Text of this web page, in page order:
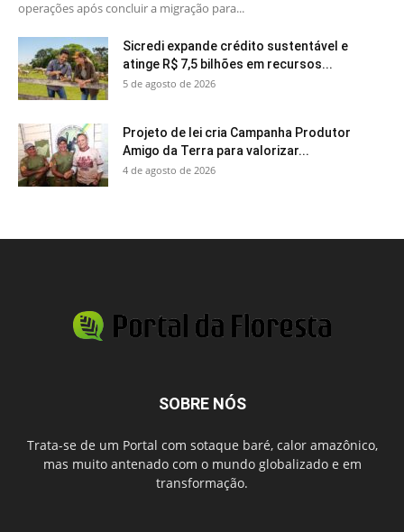
operações após concluir a migração para...
Sicredi expande crédito sustentável e
atinge R$ 7,5 bilhões em recursos...
5 de agosto de 2026
Projeto de lei cria Campanha Produtor
Amigo da Terra para valorizar...
4 de agosto de 2026
SOBRE NÓS
Trata-se de um Portal com sotaque baré, calor amazônico,
mas muito antenado com o mundo globalizado e em
transformação.